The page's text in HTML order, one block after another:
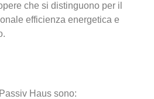
che si distinguono per il
efficienza energetica e
Haus sono: